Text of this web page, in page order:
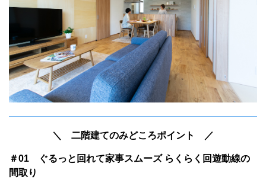
＼ 二階建てのみどころポイント ／
＃01 ぐるっと回れて家事スムーズ らくらく回遊動線の
間取り